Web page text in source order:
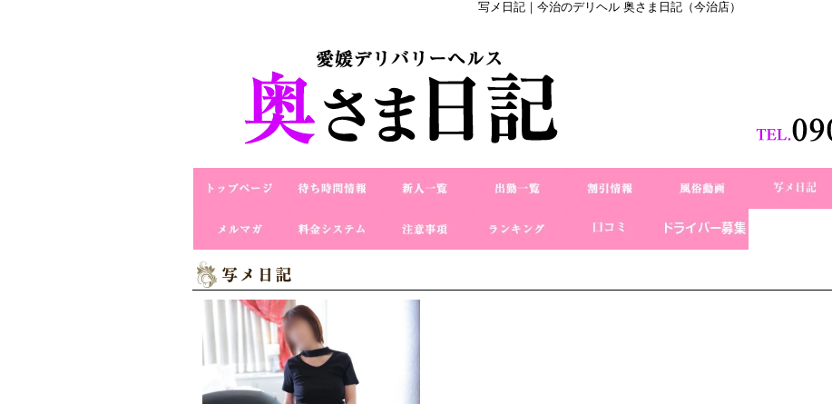
写メ日記｜今治のデリヘル 奥さま日記（今治店）